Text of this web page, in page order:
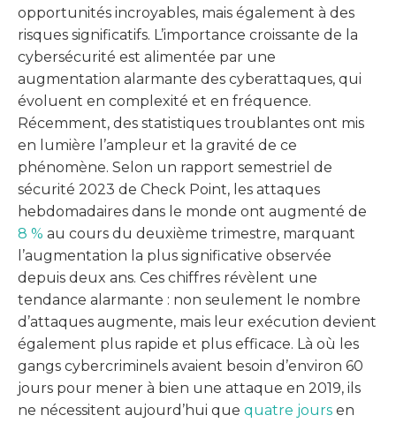
opportunités incroyables, mais également à des
risques significatifs. L’importance croissante de la
cybersécurité est alimentée par une
augmentation alarmante des cyberattaques, qui
évoluent en complexité et en fréquence.
Récemment, des statistiques troublantes ont mis
en lumière l’ampleur et la gravité de ce
phénomène. Selon un rapport semestriel de
sécurité 2023 de Check Point, les attaques
hebdomadaires dans le monde ont augmenté de
8 % au cours du deuxième trimestre, marquant
l’augmentation la plus significative observée
depuis deux ans. Ces chiffres révèlent une
tendance alarmante : non seulement le nombre
d’attaques augmente, mais leur exécution devient
également plus rapide et plus efficace. Là où les
gangs cybercriminels avaient besoin d’environ 60
jours pour mener à bien une attaque en 2019, ils
ne nécessitent aujourd’hui que quatre jours en